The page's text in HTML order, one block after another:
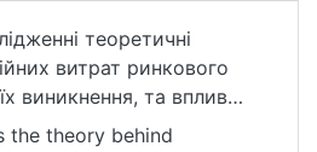
теоретичні
витрат ринкового
виникнення, та вплив
на взаємодію
the theory behind